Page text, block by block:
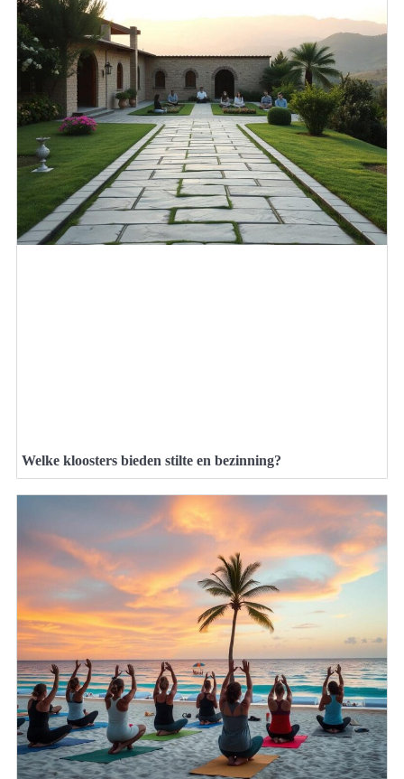
Welke kloosters bieden stilte en bezinning?